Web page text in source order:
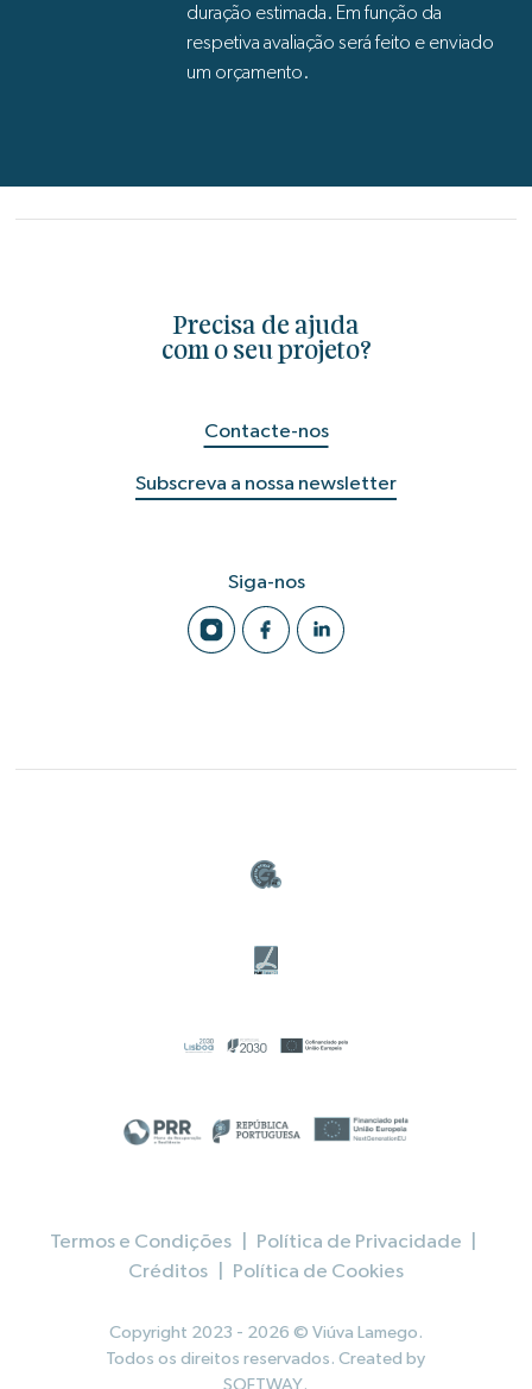
duração estimada. Em função da
respetiva avaliação será feito e enviado
um orçamento.
Precisa de ajuda
com o seu projeto?
Contacte-nos
Subscreva a nossa newsletter
Siga-nos
Termos e Condições Política de Privacidade
Créditos
Política de Cookies
Copyright 2023 - 2026 © Viúva Lamego.
Todos os direitos reservados. Created by
SOFTWAY.